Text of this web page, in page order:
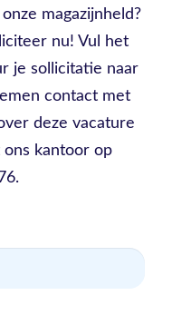
magazijnheld?
nu! Vul het
je sollicitatie naar
contact met
deze vacature
kantoor op